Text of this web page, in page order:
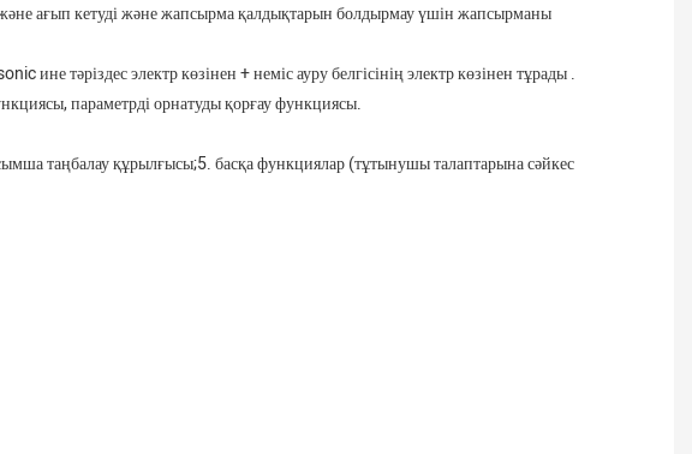
және ағып кетуді және жапсырма қалдықтарын болдырмау үшін жапсырманы
ине тәріздес электр көзінен + неміс ауру белгісінің электр көзінен тұрады.
параметрді орнатуды қорғау функциясы.
таңбалау құрылғысы;5.басқа функциялар (тұтынушы талаптарына сәйкес